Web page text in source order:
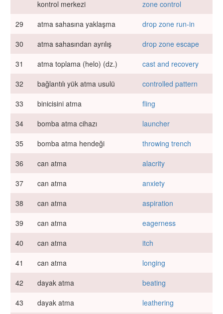
kontrol merkezi
zone control
29
atma sahasına yaklaşma
drop zone run-in
30
atma sahasından ayrılış
drop zone escape
31
atma toplama (helo) (dz.)
cast and recovery
32
bağlantılı yük atma usulü
controlled pattern
33
binicisini atma
fling
34
bomba atma cihazı
launcher
35
bomba atma hendeği
throwing trench
36
can atma
alacrity
37
can atma
anxiety
38
can atma
aspiration
39
can atma
eagerness
40
can atma
itch
41
can atma
longing
42
dayak atma
beating
43
dayak atma leathering